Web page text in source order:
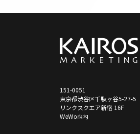
151-0051
東京都渋谷区千駄ヶ谷5-27-5
リンクスクエア新宿 16F
WeWork内